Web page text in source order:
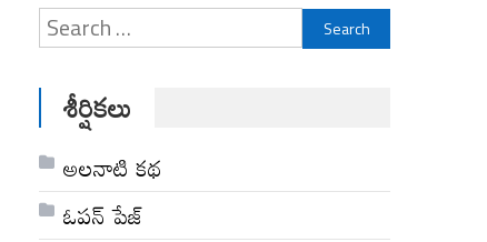
Search
for:
శీర్షికలు
అల‌నాటి క‌థ‌
ఓపన్ పేజ్